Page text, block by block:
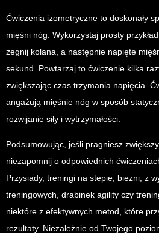
Ćwiczenia izometryczne to doskonały
mięśni nóg. Wykorzystaj prosty
zegnij kolana, a następnie napięte
sekund. Powtarzaj to ćwiczenie kilka
zwiększając czas trzymania napięcia.
angażują mięśnie nóg w sposób
rozwijanie siły i wytrzymałości.
Podsumowując, jeśli pragniesz
niezapomnij o odpowiednich
Przysiady, treningi na stepie, bieżni, z
treningowych, drabinek agility czy
niektóre z efektywnych metod, które
rezultaty. Niezależnie od Twojego